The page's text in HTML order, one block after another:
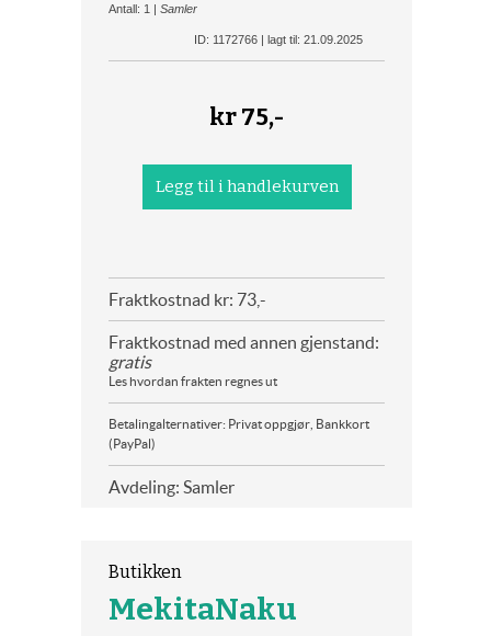
Antall: 1 | Samler
ID: 1172766 | lagt til: 21.09.2025
kr75,-
Fraktkostnad kr: 73,-
Fraktkostnad med annen gjenstand:
gratis
Les hvordan frakten regnes ut
Betalingalternativer: Privat oppgjør, Bankkort
(PayPal)
Avdeling: Samler
Butikken
MekitaNaku